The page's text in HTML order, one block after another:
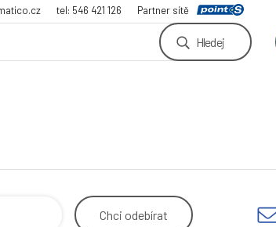
tel: 546 421 126 Partner sítě
Hledej
Chci odebírat